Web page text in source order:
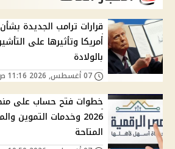
قرارات ترامب الجديدة
أمريكا وتأثيرها على
بالولادة
خطوات فتح حساب على
2026 وخدمات التموين
المتاحة